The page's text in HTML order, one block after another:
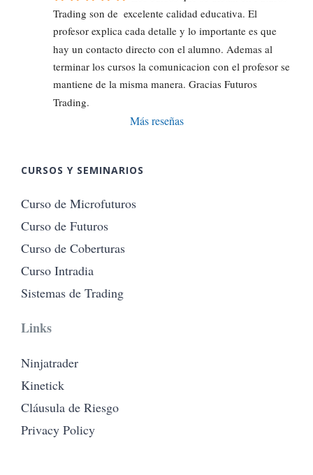
Trading son de  excelente calidad educativa. El
profesor explica cada detalle y lo importante es que
hay un contacto directo con el alumno. Ademas al
terminar los cursos la comunicacion con el profesor se
mantiene de la misma manera. Gracias Futuros
Trading.
Más reseñas
CURSOS Y SEMINARIOS
Curso de Microfuturos
Curso de Futuros
Curso de Coberturas
Curso Intradia
Sistemas de Trading
Links
Ninjatrader
Kinetick
Cláusula de Riesgo
Privacy Policy